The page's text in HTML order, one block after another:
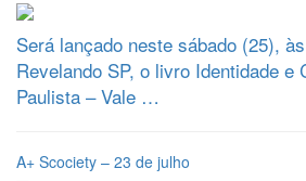
Será lançado neste sábado (25),
Revelando SP, o livro Identidade e
Paulista – Vale …
A+ Scociety – 23 de julho